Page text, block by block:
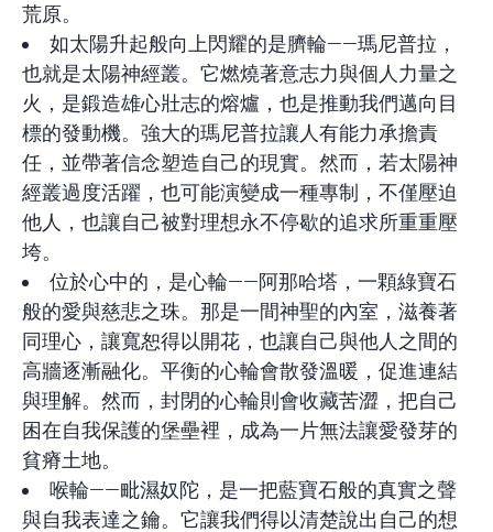
荒原。
如太陽升起般向上閃耀的是臍輪——瑪尼普拉，
也就是太陽神經叢。它燃燒著意志力與個人力量之
火，是鍛造雄心壯志的熔爐，也是推動我們邁向目
標的發動機。強大的瑪尼普拉讓人有能力承擔責
任，並帶著信念塑造自己的現實。然而，若太陽神
經叢過度活躍，也可能演變成一種專制，不僅壓迫
他人，也讓自己被對理想永不停歇的追求所重重壓
垮。
位於心中的，是心輪——阿那哈塔，一顆綠寶石
般的愛與慈悲之珠。那是一間神聖的內室，滋養著
同理心，讓寬恕得以開花，也讓自己與他人之間的
高牆逐漸融化。平衡的心輪會散發溫暖，促進連結
與理解。然而，封閉的心輪則會收藏苦澀，把自己
困在自我保護的堡壘裡，成為一片無法讓愛發芽的
貧瘠土地。
喉輪——毗濕奴陀，是一把藍寶石般的真實之聲
與自我表達之鑰。它讓我們得以清楚說出自己的想